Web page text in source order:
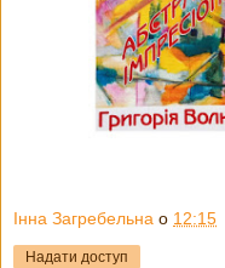
Інна Загребельна о 12:15
Надати доступ